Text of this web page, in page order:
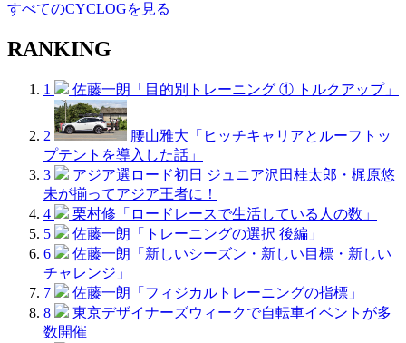
すべてのCYCLOGを見る
RANKING
1 佐藤一朗「目的別トレーニング ① トルクアップ」
2
腰山雅大「ヒッチキャリアとルーフトッ
プテントを導入した話」
3
アジア選ロード初日 ジュニア沢田桂太郎・梶原悠
未が揃ってアジア王者に！
4
栗村修「ロードレースで生活している人の数」
5
佐藤一朗「トレーニングの選択 後編」
6
佐藤一朗「新しいシーズン・新しい目標・新しい
チャレンジ」
7
佐藤一朗「フィジカルトレーニングの指標」
8
東京デザイナーズウィークで自転車イベントが多
数開催